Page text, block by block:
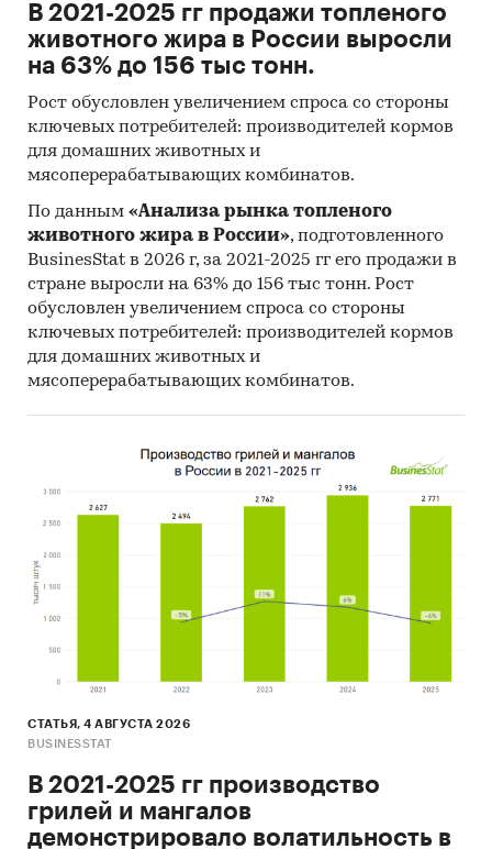
В 2021-2025 гг продажи топленого
животного жира в России выросли
на 63% до 156 тыс тонн.
Рост обусловлен увеличением спроса со стороны
ключевых потребителей: производителей кормов
для домашних животных и
мясоперерабатывающих комбинатов.
По данным «Анализа рынка топленого
животного жира в России», подготовленного
BusinesStat в 2026 г, за 2021-2025 гг его продажи в
стране выросли на 63% до 156 тыс тонн. Рост
обусловлен увеличением спроса со стороны
ключевых потребителей: производителей кормов
для домашних животных и
мясоперерабатывающих комбинатов.
СТАТЬЯ, 4 АВГУСТА 2026
BUSINESSTAT
В 2021-2025 гг производство
грилей и мангалов
демонстрировало волатильность в